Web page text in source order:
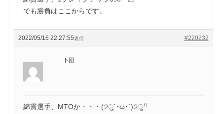
でも勝負はここからです。
2022/05/16 22:27:55 #220232
返信
下団
綿貫選手、MTOか・・・(੭ु´･ω･`)੭ु⁾⁾